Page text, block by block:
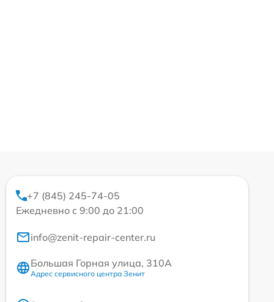
+7 (845) 245-74-05
Ежедневно с 9:00 до 21:00
info@zenit-repair-center.ru
Большая Горная улица, 310А
Адрес сервисного центра Зенит